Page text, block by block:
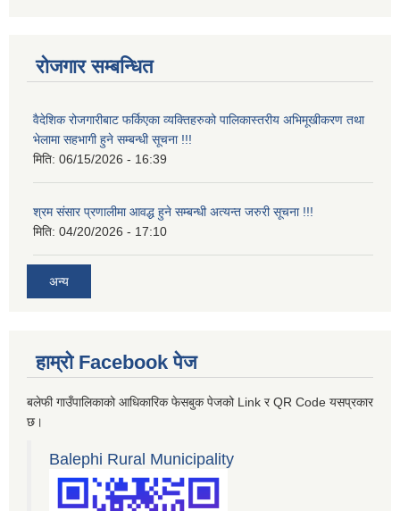
रोजगार सम्बन्धित
वैदेशिक रोजगारीबाट फर्किएका व्यक्तिहरुको पालिकास्तरीय अभिमूखीकरण तथा
भेलामा सहभागी हुने सम्बन्धी सूचना !!!
मिति: 06/15/2026 - 16:39
श्रम संसार प्रणालीमा आवद्ध हुने सम्बन्धी अत्यन्त जरुरी सूचना !!!
मिति: 04/20/2026 - 17:10
अन्य
हाम्रो Facebook पेज
बलेफी गाउँपालिकाको आधिकारिक फेसबुक पेजको Link र QR Code यसप्रकार
छ।
Balephi Rural Municipality